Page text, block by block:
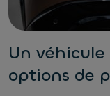
Un
options de